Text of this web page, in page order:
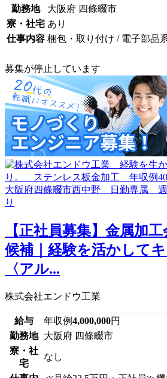
勤務地
大阪府 四條畷市
寮・社宅 あり
仕事内容 梱包・取り付け / 電子部品
募集が停止しています
【正社員募集】金属加
候補｜経験を活かして
〈アル...
株式会社エンドウ工業
給与 年収例4,000,000円
勤務地 大阪府 四條畷市
寮・社
宅
なし